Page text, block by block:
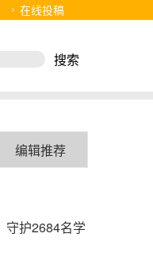
在线投稿
编辑推荐
守护2684名学